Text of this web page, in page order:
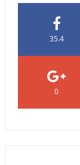
35.4
0